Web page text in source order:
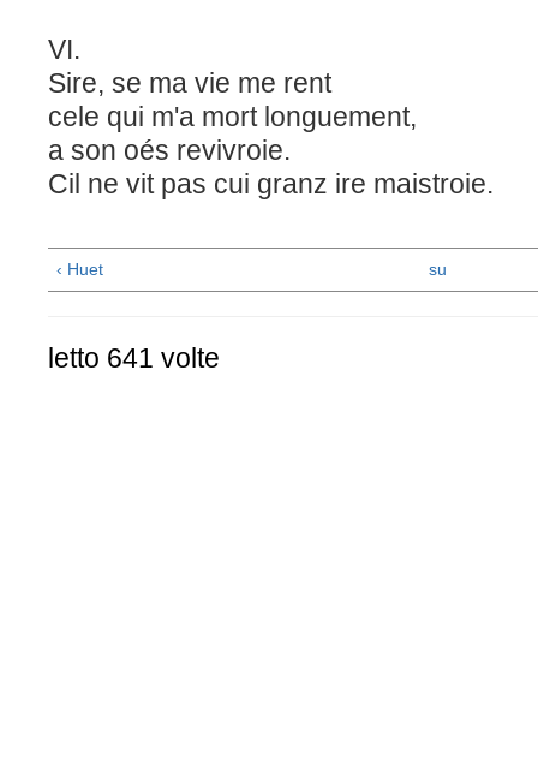
VI.
Sire, se ma vie me rent
cele qui m'a mort longuement,
a son oés revivroie.
Cil ne vit pas cui granz ire maistroie.
‹ Huet su
letto 641 volte